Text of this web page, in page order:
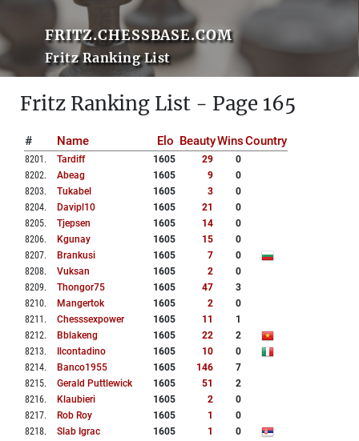
FRITZ.CHESSBASE.COM
Fritz Ranking List
Fritz Ranking List - Page 165
# Name Elo BeautyWinsCountry
8201 . Tardiff 1605 29
0
8202. Abeag 1605 9
0
8203. Tukabel 1605 3
0
8204. Davipl10 1605 21
0
8205. Tjepsen 1605 14
0
8206. Kgunay 1605 15
0
8207. Brankusi 1605 7
0
8208. Vuksan 1605 2
0
8209. Thongor75 1605 47
3
8210. Mangertok 1605 2
0
8211 . Chesssexpower 1605 11
1
8212. Bblakeng 1605 22
2
8213. Ilcontadino 1605 10
0
8214. Banco1955 1605 146
7
8215. Gerald Puttlewick 1605 51
2
8216. Klaubieri 1605 2
0
8217. Rob Roy 1605 1
0
8218. Slab Igrac 1605 1
0